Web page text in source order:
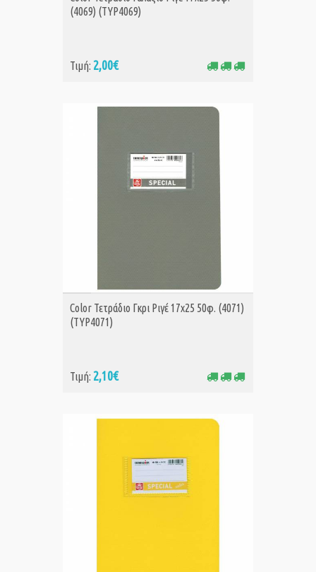
(4069) (TYP4069)
Τιμή: 2,00€
ΑΓΟΡΑ
Color Τετράδιο Γκρι Ριγέ 17x25 50φ. (4071)
(TYP4071)
Τιμή: 2,10€